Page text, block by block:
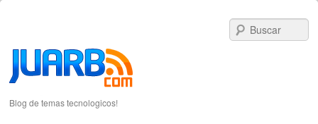
Blog de temas tecnologicos!